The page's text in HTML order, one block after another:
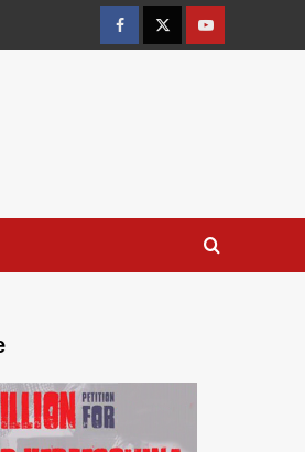
FacebookTwitterYouTube